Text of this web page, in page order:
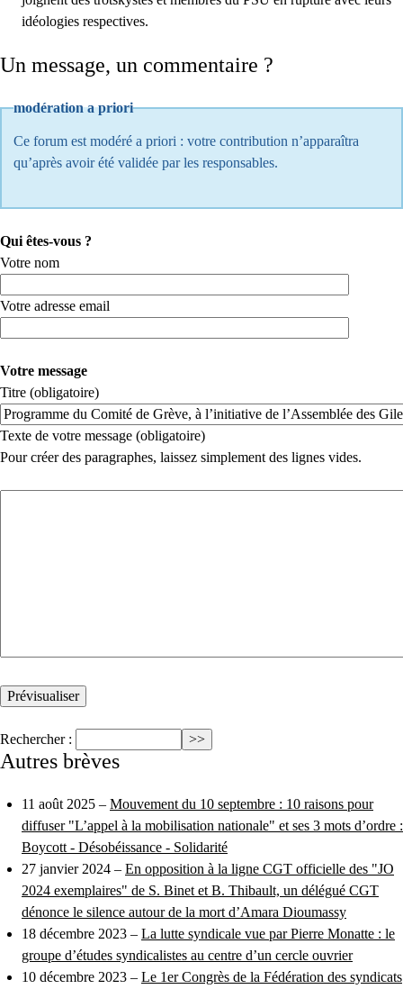
idéologies respectives.
Un message, un commentaire ?
modération a priori
Ce forum est modéré a priori : votre contribution n’apparaîtra
qu’après avoir été validée par les responsables.
Qui êtes-vous ?
Votre nom
Votre adresse email
Votre message
Titre (obligatoire)
Texte de votre message (obligatoire)
Pour créer des paragraphes, laissez simplement des lignes vides.
Rechercher :
Autres brèves
11 août 2025 – Mouvement du 10 septembre : 10 raisons pour
diffuser "L’appel à la mobilisation nationale" et ses 3 mots d’ordre :
Boycott - Désobéissance - Solidarité
27 janvier 2024 – En opposition à la ligne CGT officielle des "JO
2024 exemplaires" de S. Binet et B. Thibault, un délégué CGT
dénonce le silence autour de la mort d’Amara Dioumassy
18 décembre 2023 – La lutte syndicale vue par Pierre Monatte : le
groupe d’études syndicalistes au centre d’un cercle ouvrier
10 décembre 2023 – Le 1er Congrès de la Fédération des syndicats